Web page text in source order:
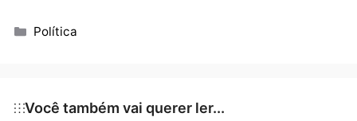
O transporte atende pessoas que precisam de